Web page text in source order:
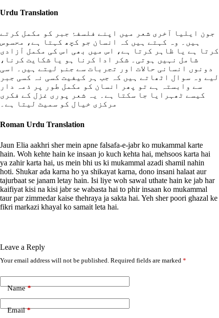
Urdu Translation
جون ایلیا آخری شعر میں اپنے فلسفۂ جبر کو مکمل کرتے
ہیں۔ وہ کہتے ہیں کہ انسان جو کچھ کہتا ہے، محسوس
کرتا ہے یا ظاہر کرتا ہے، اس میں بھی اس کی مکمل آزادی
شامل نہیں ہوتی۔ شکر ادا کرنا ہو یا شکایت کرنا،
دونوں انسانی حالات اور تجربات سے جنم لیتے ہیں۔ اسی
لیے وہ سوال اٹھاتے ہیں کہ جب ہر کیفیت کسی نہ کسی جبر
سے وابستہ ہے تو پھر انسان کو مکمل طور پر ذمہ دار
کیسے ٹھہرایا جا سکتا ہے۔ یہ شعر پوری غزل کے فکری
مرکزی خیال کو سمیٹ لیتا ہے۔
Roman Urdu Translation
Jaun Elia aakhri sher mein apne falsafa-e-jabr ko mukammal karte
hain. Woh kehte hain ke insaan jo kuch kehta hai, mehsoos karta hai
ya zahir karta hai, us mein bhi us ki mukammal azadi shamil nahin
hoti. Shukar ada karna ho ya shikayat karna, dono insani halaat aur
tajurbaat se janam letay hain. Isi liye woh sawal uthate hain ke jab har
kaifiyat kisi na kisi jabr se wabasta hai to phir insaan ko mukammal
taur par zimmedar kaise thehraya ja sakta hai. Yeh sher poori ghazal ke
fikri markazi khayal ko samait leta hai.
Leave a Reply
Your email address will not be published. Required fields are marked *
Name*
Email*
A
t
e